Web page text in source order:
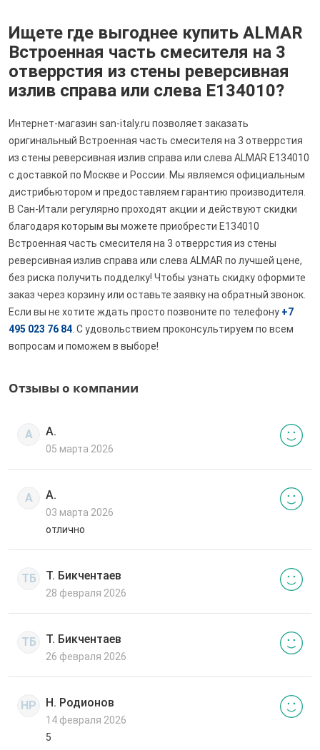
Ищете где выгоднее купить ALMAR
Встроенная часть смесителя на 3
отверрстия из стены реверсивная
излив справа или слева E134010?
Интернет-магазин san-italy.ru позволяет заказать
оригинальный Встроенная часть смесителя на 3 отверрстия
из стены реверсивная излив справа или слева ALMAR E134010
с доставкой по Москве и России. Мы являемся официальным
дистрибьютором и предоставляем гарантию производителя.
В Сан-Итали регулярно проходят акции и действуют скидки
благодаря которым вы можете приобрести E134010
Встроенная часть смесителя на 3 отверрстия из стены
реверсивная излив справа или слева ALMAR по лучшей цене,
без риска получить подделку! Чтобы узнать скидку оформите
заказ через корзину или оставьте заявку на обратный звонок.
Если вы не хотите ждать просто позвоните по телефону +7
495 023 76 84 . С удовольствием проконсультируем по всем
вопросам и поможем в выборе!
Отзывы о компании
А А.
05 марта 2026
А А.
03 марта 2026
отлично
ТБ Т. Бикчентаев
28 февраля 2026
ТБ Т. Бикчентаев
26 февраля 2026
НР Н. Родионов
14 февраля 2026
5